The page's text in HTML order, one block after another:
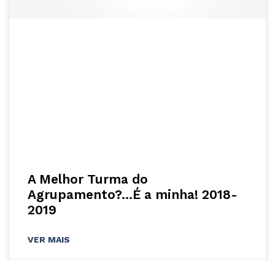
A Melhor Turma do
Agrupamento?…É a minha! 2018-
2019
VER MAIS